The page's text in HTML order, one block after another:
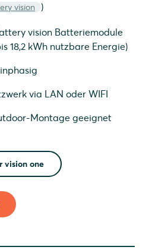
vision )
vision Batteriemodule
18,2 kWh nutzbare Energie)
via LAN oder WIFI
Montage geeignet
vision one